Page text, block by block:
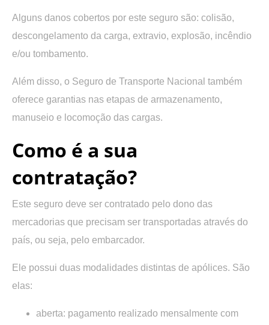
Alguns danos cobertos por este seguro são: colisão,
descongelamento da carga, extravio, explosão, incêndio
e/ou tombamento.
Além disso, o Seguro de Transporte Nacional também
oferece garantias nas etapas de armazenamento,
manuseio e locomoção das cargas.
Como é a sua
contratação?
Este seguro deve ser contratado pelo dono das
mercadorias que precisam ser transportadas através do
país, ou seja, pelo embarcador.
Ele possui duas modalidades distintas de apólices. São
elas:
aberta: pagamento realizado mensalmente com